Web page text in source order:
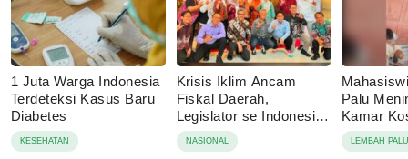
1 Juta Warga Indonesia
Terdeteksi Kasus Baru
Diabetes
KESEHATAN
Krisis Iklim Ancam
Fiskal Daerah,
Legislator se Indonesia
Dorong APBD Berbasis
Ketahanan Lingkungan
NASIONAL
Palu
Kamar
Tolak
LEMBAH PALU